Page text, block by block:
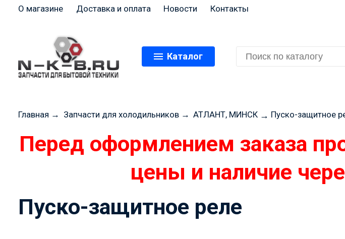
О магазине Доставка и оплата Новости Контакты
Каталог
Главная → Запчасти для холодильников→ АТЛАНТ, МИНСК → Пуско-защитное
Перед оформлением заказа
цены и наличие
Пуско-защитное реле